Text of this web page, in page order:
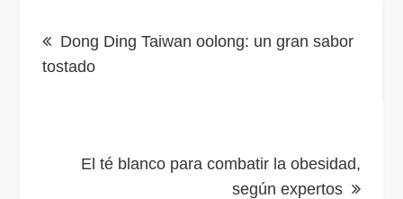
deDong Ding Taiwan oolong: un gran sabor
tostado
El té blanco para combatir la obesidad,
según expertos